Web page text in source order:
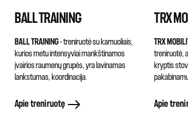
BALL TRAINING
BALL TRAINING– treniruotė su kamuoliais,
kurios metu intensyviai mankštinamos
įvairios raumenų grupės, yra lavinamas
lankstumas, koordinacija.
Apie treniruotę
TRX
TRX
treniruotė,
kryptis
Apie